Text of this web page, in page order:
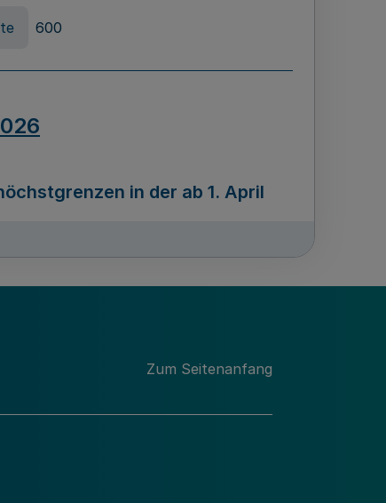
600
in der ab 1. April
„Mittelstand Innovativ &
Zum Seitenanfang